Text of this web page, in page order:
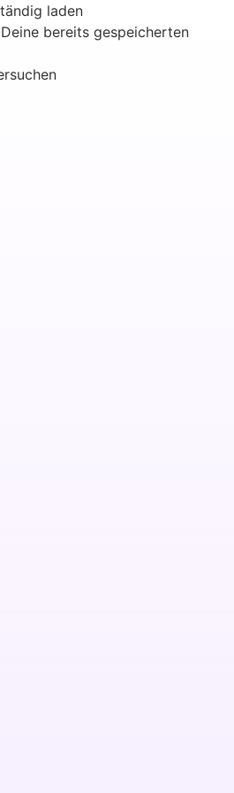
laden
bereits gespeicherten